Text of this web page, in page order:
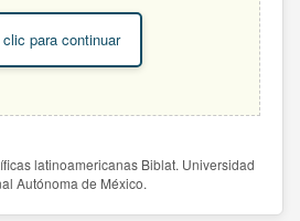
para continuar
latinoamericanas Biblat. Universidad
Autónoma de México.